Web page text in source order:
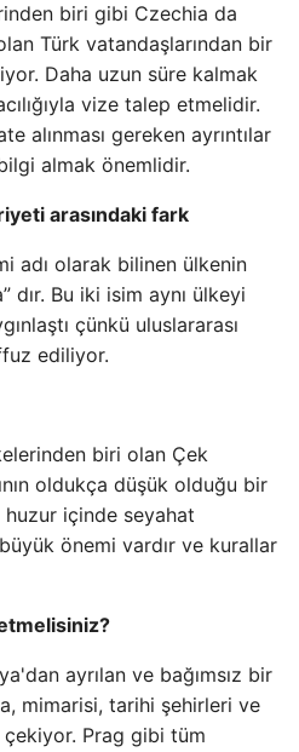
biri gibi Czechia da
Türk vatandaşlarından bir
Daha uzun süre kalmak
vize talep etmelidir.
alınması gereken ayrıntılar
almak önemlidir.
arasındaki fark
adı olarak bilinen ülkenin
dır. Bu iki isim aynı ülkeyi
çünkü uluslararası
ediliyor.
biri olan Çek
oldukça düşük olduğu bir
içinde seyahat
önemi vardır ve kurallar
ayrılan ve bağımsız bir
mimarisi, tarihi şehirleri ve
Prag gibi tüm